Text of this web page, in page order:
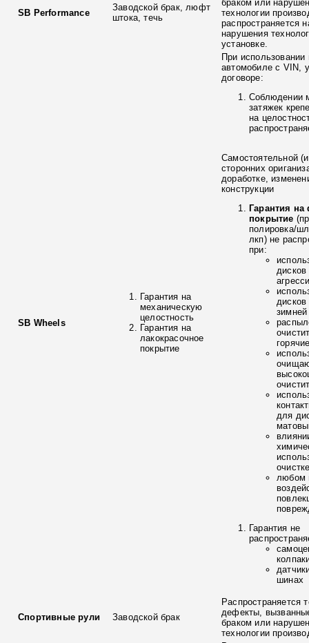
SB Performance
Заводской брак, люфт
штока, течь
браком или
технологии
распространяется
нарушения
установке.
SB Wheels
Гарантия на
механическую
целостность
Гарантия на
лакокрасочное
покрытие
При использовании
автомобиле с VIN,
договоре:
Соблюдении
затяжек
на
Самостоятельной
сторонних
доработке,
конструкции
Гарантия
покрытие
полировка/
лкп) не
при:
зимней
для
любом
Гарантия не
шинах
Спортивные рули Заводской брак
Распространяется
дефекты,
браком или
технологии